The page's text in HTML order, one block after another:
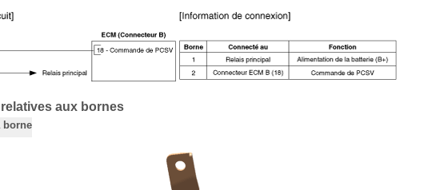
aux bornes
borne